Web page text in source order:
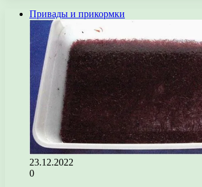
Привады и прикормки
23.12.2022
0